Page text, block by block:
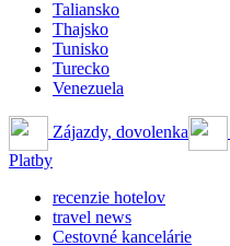
Taliansko
Thajsko
Tunisko
Turecko
Venezuela
Zájazdy, dovolenka
Platby
recenzie hotelov
travel news
Cestovné kancelárie